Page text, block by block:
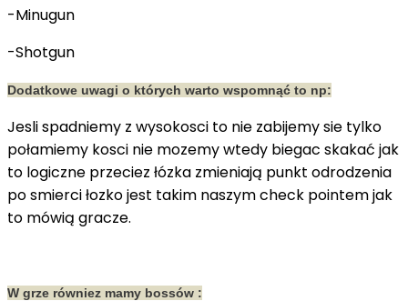
-Minugun
-Shotgun
Dodatkowe uwagi o których warto wspomnąć to np:
Jesli spadniemy z wysokosci to nie zabijemy sie tylko
połamiemy kosci nie mozemy wtedy biegac skakać jak
to logiczne przeciez łózka zmieniają punkt odrodzenia
po smierci łozko jest takim naszym check pointem jak
to mówią gracze.
W grze równiez mamy bossów :